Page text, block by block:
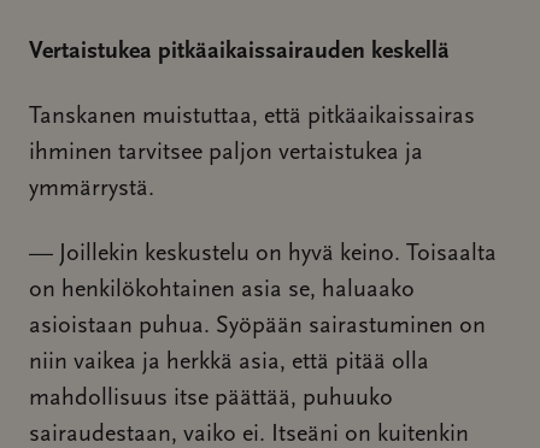
Vertaistukea pitkäaikaissairauden keskellä
Tanskanen muistuttaa, että pitkäaikaissairas
ihminen tarvitsee paljon vertaistukea ja
ymmärrystä.
— Joillekin keskustelu on hyvä keino. Toisaalta
on henkilökohtainen asia se, haluaako
asioistaan puhua. Syöpään sairastuminen on
niin vaikea ja herkkä asia, että pitää olla
mahdollisuus itse päättää, puhuuko
sairaudestaan, vaiko ei. Itseäni on kuitenkin